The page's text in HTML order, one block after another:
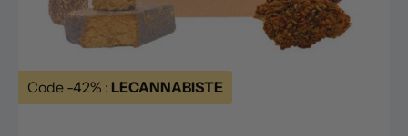
Code -42% : LECANNABISTE